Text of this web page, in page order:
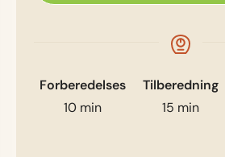
Forberedelses
10 min
Tilberedning
15 min